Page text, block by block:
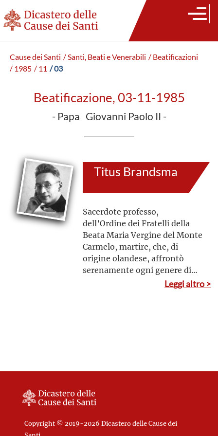
Cause dei Santi / Santi, Beati e Venerabili / Beatificazioni
/ 1985 / 11 / 03
Beatificazione, 03-11-1985
- Papa Giovanni Paolo II -
Titus Brandsma
Sacerdote professo,
dell’Ordine dei Fratelli della
Beata Maria Vergine del Monte
Carmelo, martire, che, di
origine olandese, affrontò
serenamente ogni genere di
sofferenze e di umiliazioni in
Leggi altro >
Copyright © 2019-2026 Dicastero delle Cause dei